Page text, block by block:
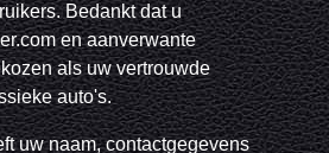
Bedankt dat u
en aanverwante
als uw vertrouwde
auto's.
uw naam, contactgegevens